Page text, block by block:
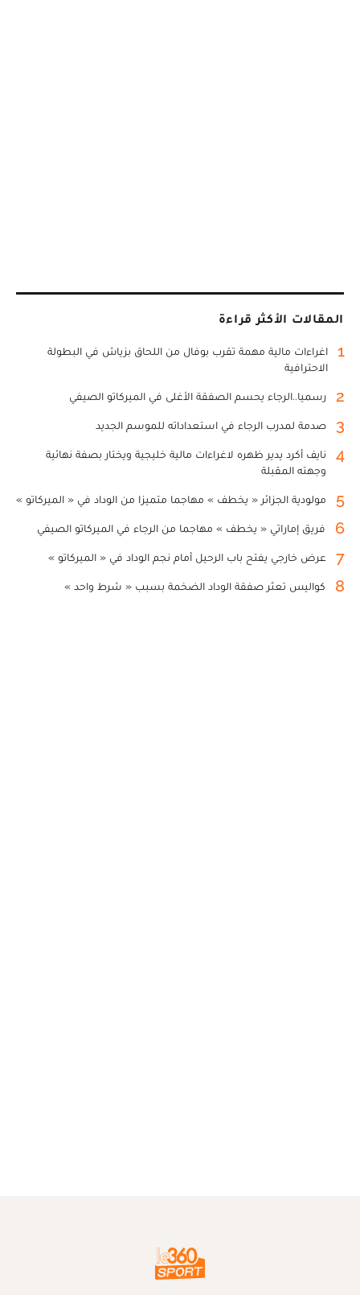
المقالات الأكثر قراءة
1
اغراءات مالية مهمة تقرب بوفال من اللحاق بزياش في البطولة
الاحترافية
2 رسميا..الرجاء يحسم الصفقة الأغلى في الميركاتو الصيفي
3 صدمة لمدرب الرجاء في استعداداته للموسم الجديد
4
نايف أكرد يدير ظهره لاغراءات مالية خليجية ويختار بصفة نهائية
وجهته المقبلة
5 مولودية الجزائر « يخطف » مهاجما متميزا من الوداد في « الميركاتو »
6 فريق إماراتي « يخطف » مهاجما من الرجاء في الميركاتو الصيفي
7 عرض خارجي يفتح باب الرحيل أمام نجم الوداد في « الميركاتو »
8 كواليس تعثر صفقة الوداد الضخمة بسبب « شرط واحد »